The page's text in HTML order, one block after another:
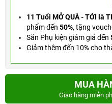
11 Tuổi MỞ QUÀ - TỚI là
phẩm đến 50%, tặng
Săn Phụ kiện giảm giá đến
Giảm thêm đến 10% cho
MUA
Giao hàng miễn